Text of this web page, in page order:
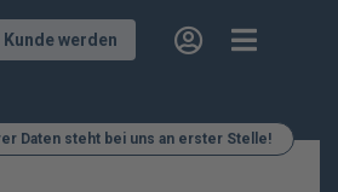
Kunde werden
Daten steht bei uns an erster Stelle!